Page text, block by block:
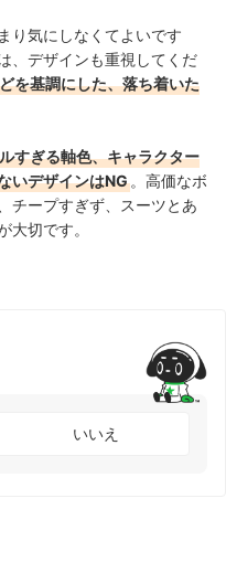
り気にしなくてよいです
、デザインも重視してくだ
を基調にした、落ち着いた
すぎる軸色、キャラクター
いデザインはNG 。高価なボ
チープすぎず、スーツとあ
大切です。
いいえ